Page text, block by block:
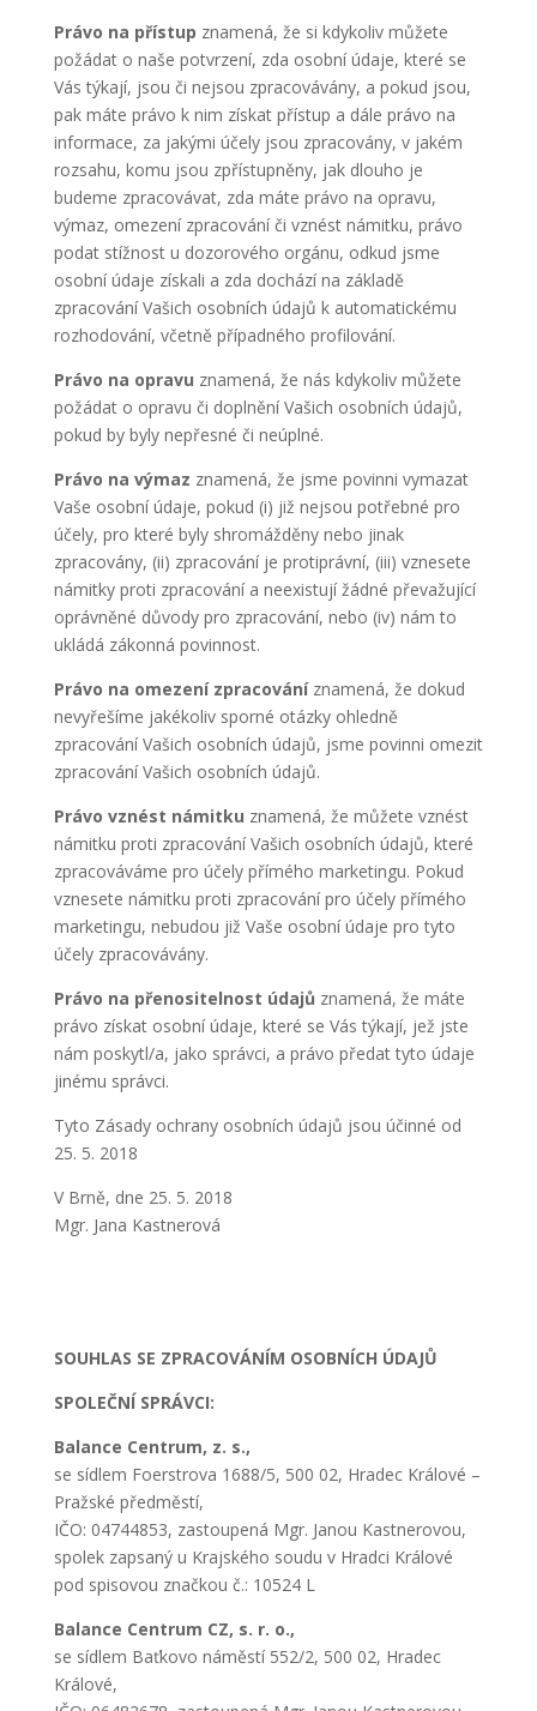
Právo na přístup znamená, že si kdykoliv můžete
požádat o naše potvrzení, zda osobní údaje, které se
Vás týkají, jsou či nejsou zpracovávány, a pokud jsou,
pak máte právo k nim získat přístup a dále právo na
informace, za jakými účely jsou zpracovány, v jakém
rozsahu, komu jsou zpřístupněny, jak dlouho je
budeme zpracovávat, zda máte právo na opravu,
výmaz, omezení zpracování či vznést námitku, právo
podat stížnost u dozorového orgánu, odkud jsme
osobní údaje získali a zda dochází na základě
zpracování Vašich osobních údajů k automatickému
rozhodování, včetně případného profilování.
Právo na opravu znamená, že nás kdykoliv můžete
požádat o opravu či doplnění Vašich osobních údajů,
pokud by byly nepřesné či neúplné.
Právo na výmaz znamená, že jsme povinni vymazat
Vaše osobní údaje, pokud (i) již nejsou potřebné pro
účely, pro které byly shromážděny nebo jinak
zpracovány, (ii) zpracování je protiprávní, (iii) vznesete
námitky proti zpracování a neexistují žádné převažující
oprávněné důvody pro zpracování, nebo (iv) nám to
ukládá zákonná povinnost.
Právo na omezení zpracováníznamená, že dokud
nevyřešíme jakékoliv sporné otázky ohledně
zpracování Vašich osobních údajů, jsme povinni omezit
zpracování Vašich osobních údajů.
Právo vznést námitku znamená, že můžete vznést
námitku proti zpracování Vašich osobních údajů, které
zpracováváme pro účely přímého marketingu. Pokud
vznesete námitku proti zpracování pro účely přímého
marketingu, nebudou již Vaše osobní údaje pro tyto
účely zpracovávány.
Právo na přenositelnost údajů znamená, že máte
právo získat osobní údaje, které se Vás týkají, jež jste
nám poskytl/a, jako správci, a právo předat tyto údaje
jinému správci.
Tyto Zásady ochrany osobních údajů jsou účinné od
25. 5. 2018
V Brně, dne 25. 5. 2018
Mgr. Jana Kastnerová
SOUHLAS SE ZPRACOVÁNÍM OSOBNÍCH ÚDAJŮ
SPOLEČNÍ SPRÁVCI:
Balance Centrum, z. s.,
se sídlem Foerstrova 1688/5, 500 02, Hradec Králové –
Pražské předměstí,
IČO: 04744853, zastoupená Mgr. Janou Kastnerovou,
spolek zapsaný u Krajského soudu v Hradci Králové
pod spisovou značkou č.: 10524 L
Balance Centrum CZ, s. r. o.,
se sídlem Baťkovo náměstí 552/2, 500 02, Hradec
Králové,